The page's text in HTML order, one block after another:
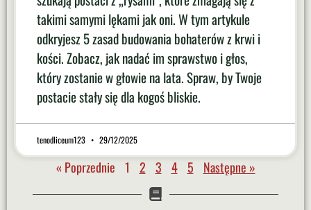
takimi samymi lękami jak oni. W tym artykule
odkryjesz 5 zasad budowania bohaterów z krwi i
kości. Zobacz, jak nadać im sprawstwo i głos,
który zostanie w głowie na lata. Spraw, by Twoje
postacie stały się dla kogoś bliskie.
tenodliceum123 29/12/2025
« Poprzednie 1 2 3 4 5 Następne »